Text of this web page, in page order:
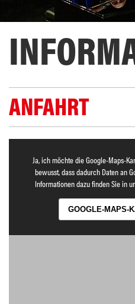
ANFAHRT
Ja, ich möchte die Google-Maps-
bewusst, dass dadurch Daten an
Informationen dazu finden Sie in
GOOGLE-MAPS-